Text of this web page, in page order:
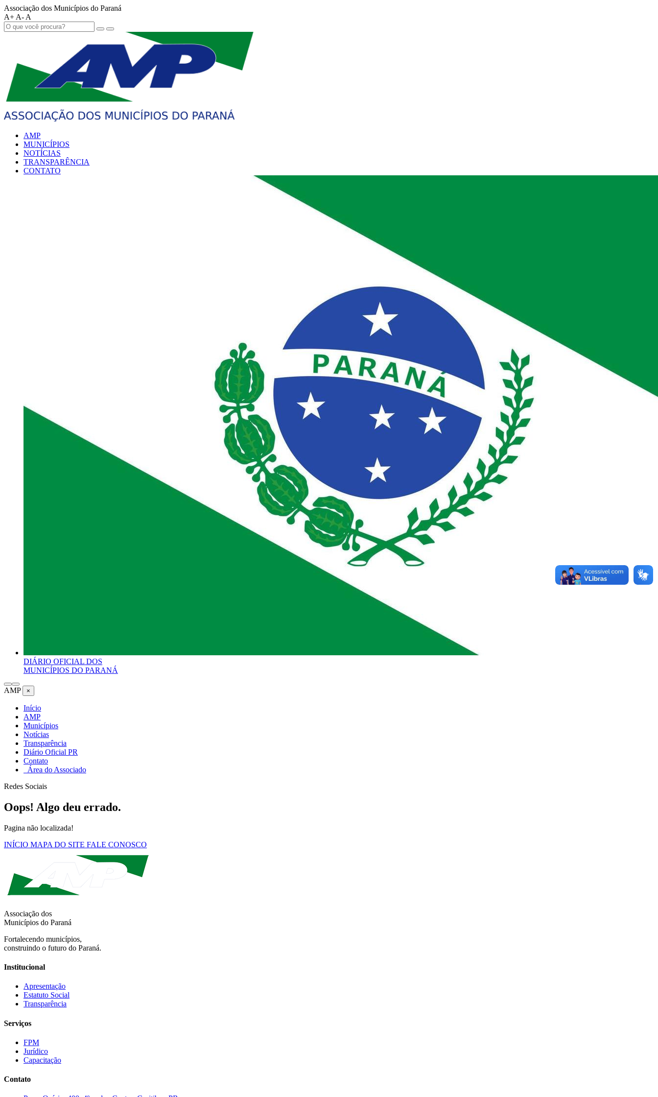
Associação dos Municípios do Paraná
A+ A- A
AMP
MUNICÍPIOS
NOTÍCIAS
TRANSPARÊNCIA
CONTATO
DIÁRIO OFICIAL DOS
MUNICÍPIOS DO PARANÁ
AMP ×
Início
AMP
Municípios
Notícias
Transparência
Diário Oficial PR
Contato
Área do Associado
Redes Sociais
Oops! Algo deu errado.
Pagina não localizada!
INÍCIO MAPA DO SITE FALE CONOSCO
Associação dos
Municípios do Paraná
Fortalecendo municípios,
construindo o futuro do Paraná.
Institucional
Apresentação
Estatuto Social
Transparência
Serviços
FPM
Jurídico
Capacitação
Contato